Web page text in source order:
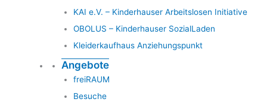
KAI e.V. – Kinderhauser Arbeitslosen Initiative
OBOLUS – Kinderhauser SozialLaden
Kleiderkaufhaus Anziehungspunkt
Angebote
freiRAUM
Besuche